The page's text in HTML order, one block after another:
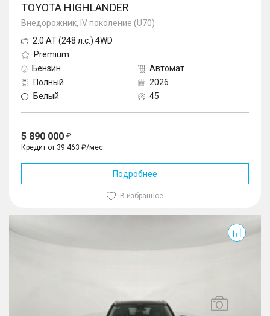
TOYOTA HIGHLANDER
Внедорожник, IV поколение (U70)
2.0 AT (248 л.с.) 4WD
Premium
Бензин
Автомат
Полный
2026
Белый
45
5 890 000
Кредит от 39 463 ₽/мес.
Подробнее
В избранное